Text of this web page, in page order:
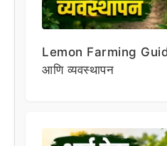
Lemon Farming
आणि व्यवस्थापन